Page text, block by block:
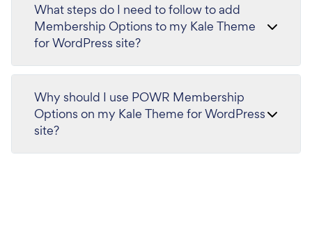
What steps do I need to follow to add
Membership Options to my Kale Theme
for WordPress site?
Why should I use POWR Membership
Options on my Kale Theme for WordPress
site?